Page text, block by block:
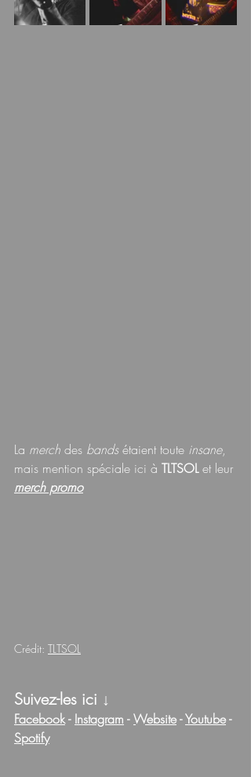
La merch des bands étaient toute insane,
mais mention spéciale ici à TLTSOL et leur
merch promo
Crédit: TLTSOL
Suivez-les ici ↓
Facebook - Instagram - Website - Youtube -
Spotify